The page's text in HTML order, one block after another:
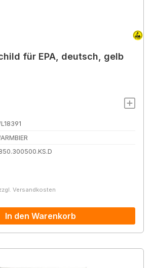
für EPA, deutsch, gelb
Versandkosten
In den Warenkorb